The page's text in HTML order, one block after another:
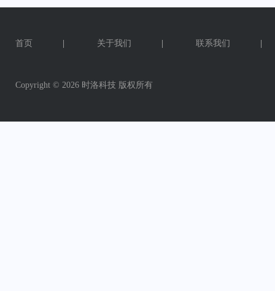
首页 关于我们 联系我们
Copyright © 2026 时洛科技 版权所有